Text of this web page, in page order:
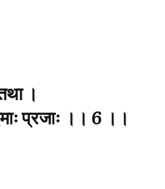
।
प्रजाः ।। 6 ।।